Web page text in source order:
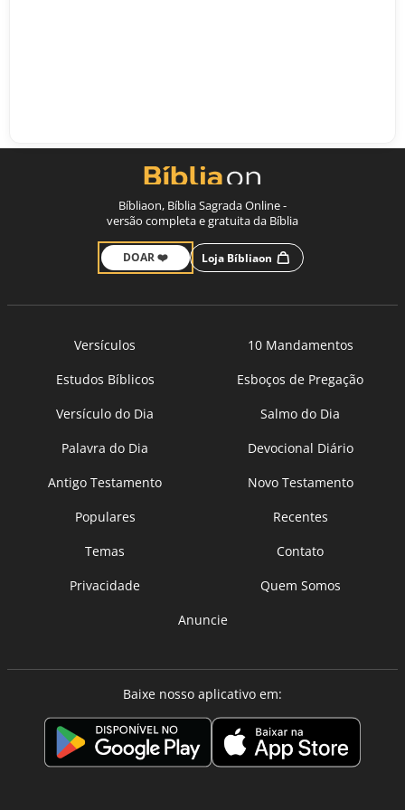
Bíbliaon, Bíblia Sagrada Online -
versão completa e gratuita da Bíblia
DOAR ❤️ Loja Bíbliaon
Versículos
10 Mandamentos
Estudos Bíblicos
Esboços de Pregação
Versículo do Dia
Salmo do Dia
Palavra do Dia
Devocional Diário
Antigo Testamento
Novo Testamento
Populares
Recentes
Temas
Contato
Privacidade
Quem Somos
Anuncie
Baixe nosso aplicativo em: